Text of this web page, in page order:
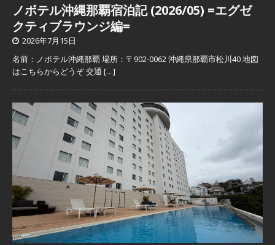
ノボテル沖縄那覇宿泊記 (2026/05) =エグゼ
クティブラウンジ編=
2026年7月15日
名前：ノボテル沖縄那覇 場所：〒902-0062 沖縄県那覇市松川40 地図
はこちらからどうぞ 交通 […]